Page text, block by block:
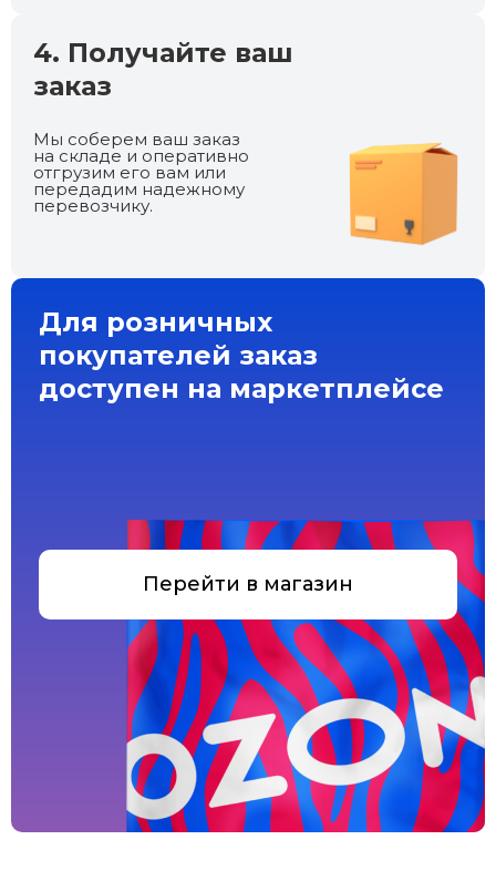
4. Получайте ваш
заказ
Мы соберем ваш заказ
на складе и оперативно
отгрузим его вам или
передадим надежному
перевозчику.
Для розничных
покупателей заказ
доступен на маркетплейсе
Перейти в магазин